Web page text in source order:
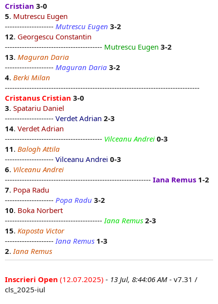
Cristian 3-0
5. Mutrescu Eugen
-------------------- Mutrescu Eugen 3-2
12. Georgescu Constantin
---------------------------------------- Mutrescu Eugen 3-2
13. Maguran Daria
-------------------- Maguran Daria 3-2
4. Berki Milan
--------------------------------------------------------------------------------
Cristanus Cristian 3-0
3. Spatariu Daniel
-------------------- Verdet Adrian 2-3
14. Verdet Adrian
---------------------------------------- Vilceanu Andrei 0-3
11. Balogh Attila
-------------------- Vilceanu Andrei 0-3
6. Vilceanu Andrei
------------------------------------------------------------ Iana Remus 1-2
7. Popa Radu
-------------------- Popa Radu 3-2
10. Boka Norbert
---------------------------------------- Iana Remus 2-3
15. Kaposta Victor
-------------------- Iana Remus 1-3
2. Iana Remus
Inscrieri Open (12.07.2025) - 13 Jul, 8:44:06 AM - v7.31 /
cls_2025-iul